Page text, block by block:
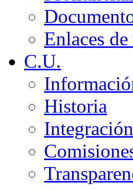
Enlaces
C.U.
Historia
Integración